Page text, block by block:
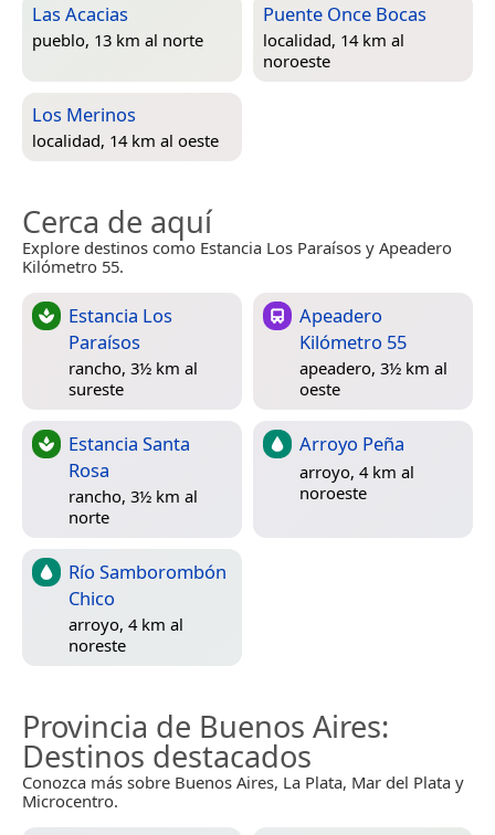
Las Acacias
pueblo, 13 km al norte
Puente Once Bocas
localidad, 14 km al
noroeste
Los Merinos
localidad, 14 km al oeste
Cerca de aquí
Explore destinos como Estancia Los Paraísos y Apeadero
Kilómetro 55.
Estancia Los
Paraísos
rancho, 3½ km al
sureste
Apeadero
Kilómetro 55
apeadero, 3½ km al
oeste
Estancia Santa
Rosa
rancho, 3½ km al
norte
Arroyo Peña
arroyo, 4 km al
noroeste
Río Samborombón
Chico
arroyo, 4 km al
noreste
Provincia de Buenos Aires:
Destinos destacados
Conozca más sobre Buenos Aires, La Plata, Mar del Plata y
Microcentro.